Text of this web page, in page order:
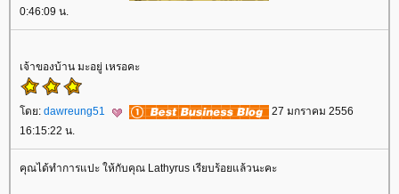
0:46:09 น.
เจ้าของบ้าน มะอยู่ เหรอคะ
ดย: dawreung51
27 มกราคม 2556
16:15:22 น.
คุณได้ทำการแปะ ให้กับคุณ Lathyrus เรียบร้อยแล้วนะคะ